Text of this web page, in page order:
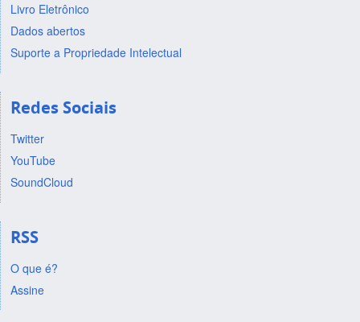
Livro Eletrônico
Dados abertos
Suporte a Propriedade Intelectual
Redes Sociais
Twitter
YouTube
SoundCloud
RSS
O que é?
Assine